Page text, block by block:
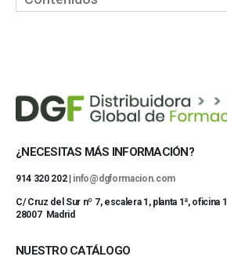
¿NECESITAS MÁS INFORMACIÓN?
914 320 202 | info@dgformacion.com
C/ Cruz del Sur nº 7, escalera 1, planta 1ª, oficina 1
28007 Madrid
NUESTRO CATÁLOGO